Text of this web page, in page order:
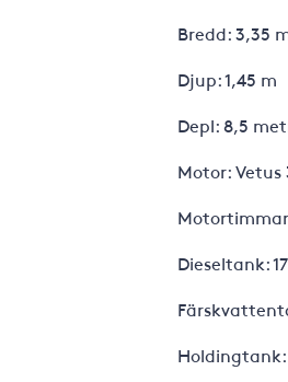
Bredd: 3,35
Djup: 1,45 m
Depl: 8,5
Motor: Vetus
Dieseltank:
Holdingtank: